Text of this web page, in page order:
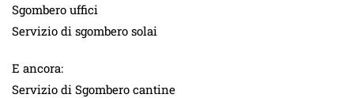
Sgombero uffici
Servizio di sgombero solai
E ancora:
Servizio di Sgombero cantine